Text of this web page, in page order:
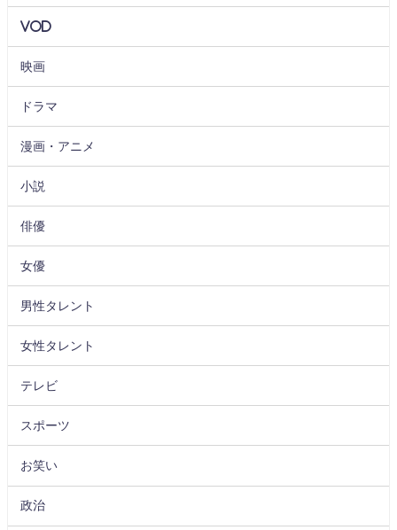
VOD
映画
ドラマ
漫画・アニメ
小説
俳優
女優
男性タレント
女性タレント
テレビ
スポーツ
お笑い
政治